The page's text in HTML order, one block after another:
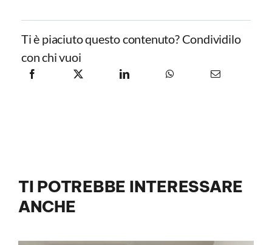
Ti è piaciuto questo contenuto? Condividilo
con chi vuoi
TI POTREBBE INTERESSARE
ANCHE